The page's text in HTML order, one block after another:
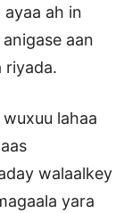
ah in
aan
riyada.
lahaa
walaalkey
yara